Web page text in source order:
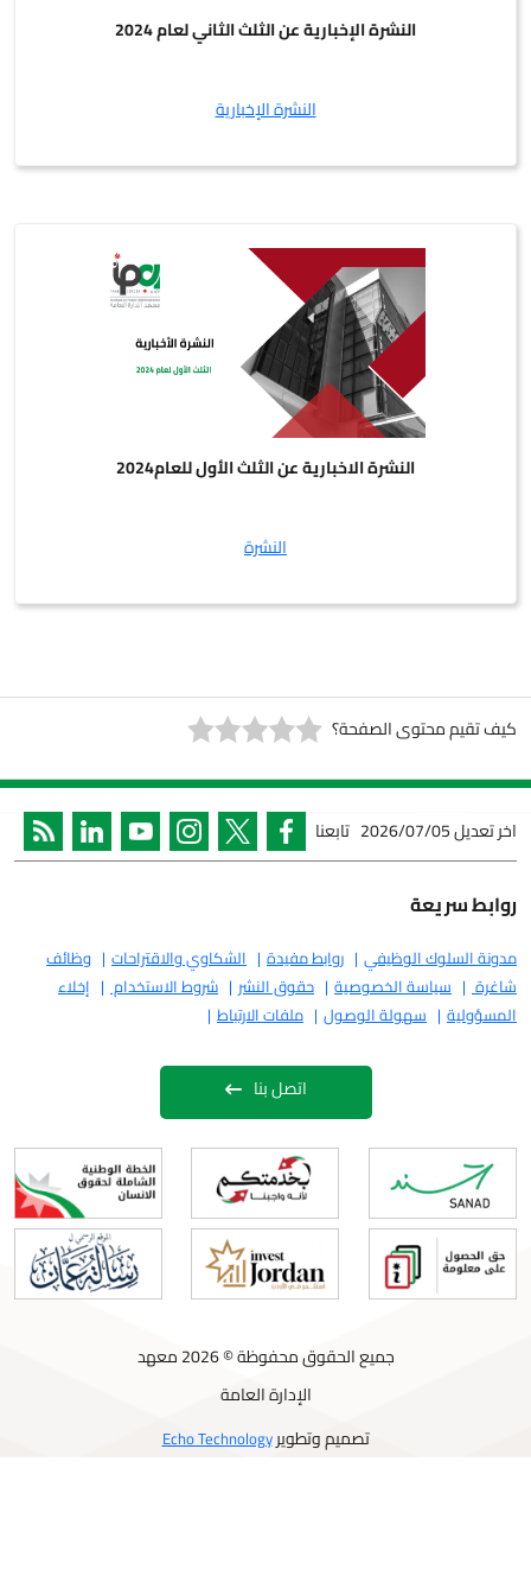
النشرة الإخبارية عن الثلث الثاني لعام 2024
النشرة الإخبارية
النشرة الاخبارية عن الثلث الأول للعام2024
محتوى الصفحة؟
2026/07/05 تابعنا
الوظيفي روابط مفيدة الشكاوي والاقتراحات
وظائف
سياسة الخصوصية
حقوق النشر شروط الاستخدام
إخلاء
سهولة الوصول ملفات الارتباط
جميع الحقوق محفوظة © 2026 معهد
الإدارة العامة
تصميم وتطويرEcho Technology